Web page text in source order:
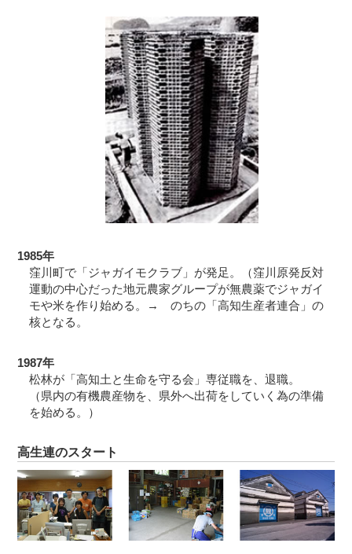
1985年
窪川町で「ジャガイモクラブ」が発足。（窪川原発反対
運動の中心だった地元農家グループが無農薬でジャガイ
モや米を作り始める。→ のちの「高知生産者連合」の
核となる。
1987年
松林が「高知土と生命を守る会」専従職を、退職。
（県内の有機農産物を、県外へ出荷をしていく為の準備
を始める。）
高生連のスタート